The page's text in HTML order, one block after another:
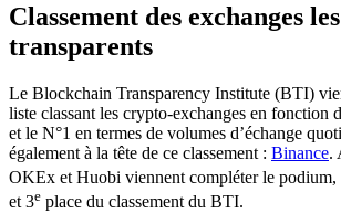
Classement des exchanges
transparents
Le Blockchain Transparency Institute (BTI)
liste classant les crypto-exchanges en fonction
et le N°1 en termes de volumes d’échange
également à la tête de ce classement : Binance.
OKEx et Huobi viennent compléter le podium,
et 3e place du classement du BTI.